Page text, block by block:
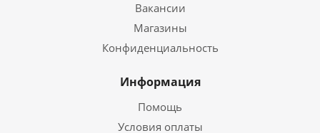
Вакансии
Магазины
Конфиденциальность
Информация
Помощь
Условия оплаты